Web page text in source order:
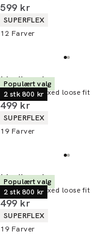
I alt (inkl. rabat)
599 kr
Produkt egenskaber
SUPERFLEX
12 Farver
Populært valg
2 stk 800 kr
Lindbergh
Chinos | Relaxed loose fit
I alt (inkl. rabat)
499 kr
Produkt egenskaber
SUPERFLEX
19 Farver
Populært valg
2 stk 800 kr
Lindbergh
Chinos | Relaxed loose fit
I alt (inkl. rabat)
499 kr
Produkt egenskaber
SUPERFLEX
19 Farver